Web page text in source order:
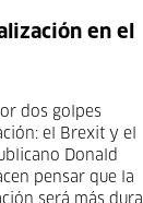
en el
dos golpes
el Brexit y el
Donald
pensar que la
será más dura